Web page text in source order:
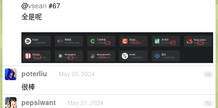
@vsean #67
全是呢
69
poterliu May 20, 2024
很棒
70
pepsiwant May 20, 2024